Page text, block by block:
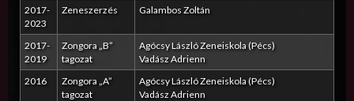
2017-
2023
Zeneszerzés Galambos Zoltán
2017-
2019
Zongora „B”
tagozat
Agócsy László Zeneiskola (Pécs)
Vadász Adrienn
2016
Zongora „A”
tagozat
Agócsy László Zeneiskola (Pécs)
Vadász Adrienn